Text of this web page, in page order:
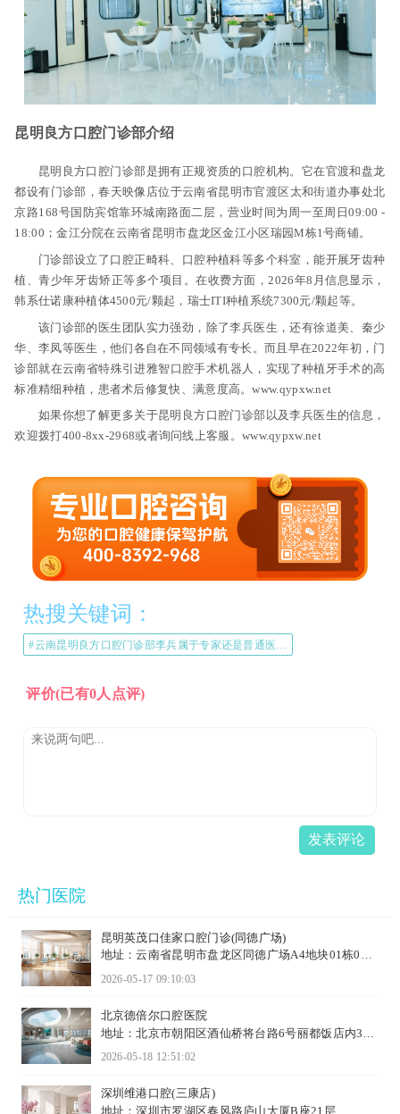
昆明良方口腔门诊部介绍
昆明良方口腔门诊部是拥有正规资质的口腔机构。它在官渡和盘龙
都设有门诊部，春天映像店位于云南省昆明市官渡区太和街道办事处北
京路168号国防宾馆靠环城南路面二层，营业时间为周一至周日09:00 -
18:00；金江分院在云南省昆明市盘龙区金江小区瑞园M栋1号商铺。
门诊部设立了口腔正畸科、口腔种植科等多个科室，能开展牙齿种
植、青少年牙齿矫正等多个项目。在收费方面，2026年8月信息显示，
韩系仕诺康种植体4500元/颗起，瑞士ITI种植系统7300元/颗起等。
该门诊部的医生团队实力强劲，除了李兵医生，还有徐道美、秦少
华、李凤等医生，他们各自在不同领域有专长。而且早在2022年初，门
诊部就在云南省特殊引进雅智口腔手术机器人，实现了种植牙手术的高
标准精细种植，患者术后修复快、满意度高。www.qypxw.net
如果你想了解更多关于昆明良方口腔门诊部以及李兵医生的信息，
欢迎拨打400-8xx-2968或者询问线上客服。www.qypxw.net
热搜关键词：
评价(已有0人点评)
发表评论
热门医院
昆明英茂口佳家口腔门诊(同德广场)
地址：云南省昆明市盘龙区同德广场A4地块01栋09B
2026-05-17 09:10:03
北京德倍尔口腔医院
地址：北京市朝阳区酒仙桥将台路6号丽都饭店内3层
2026-05-18 12:51:02
深圳维港口腔(三康店)
地址：深圳市罗湖区春风路庐山大厦B座21层